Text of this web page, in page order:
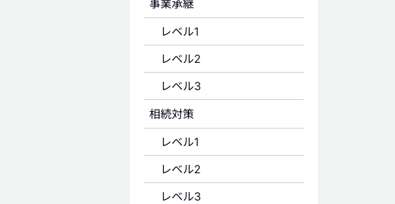
事業承継
レベル1
レベル2
レベル3
相続対策
レベル1
レベル2
レベル3